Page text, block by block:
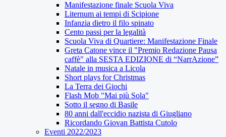
Manifestazione finale Scuola Viva
Liternum ai tempi di Scipione
Infanzia dietro il filo spinato
Cento passi per la legalità
Scuola Viva di Quartiere: Manifestazione Finale
Greta Catone vince il "Premio Redazione Pausa
caffè" alla SESTA EDIZIONE di “NarrAzione”
Natale in musica a Licola
Short plays for Christmas
La Terra dei Giochi
Flash Mob "Mai più Sola"
Sotto il segno di Basile
80 anni dall'eccidio nazista di Giugliano
Ricordando Giovan Battista Cutolo
Eventi 2022/2023